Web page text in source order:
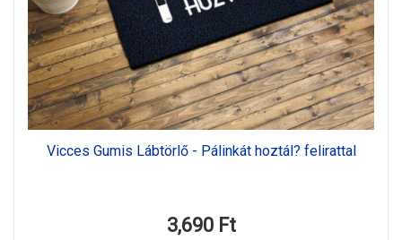
Vicces Gumis Lábtörlő - Pálinkát hoztál? felirattal
3,690 Ft